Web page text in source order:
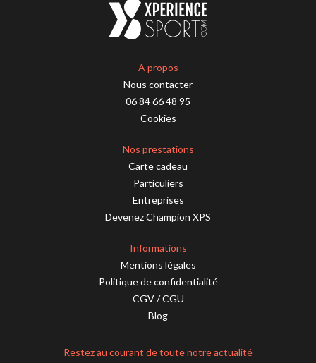
A propos
Nous contacter
06 84 66 48 95
Cookies
Nos prestations
Carte cadeau
Particuliers
Entreprises
Devenez Champion XPS
Informations
Mentions légales
Politique de confidentialité
CGV/CGU
Blog
Restez au courant de toute notre actualité